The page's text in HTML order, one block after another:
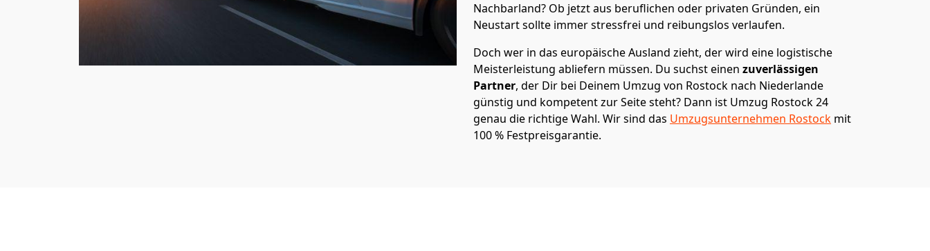
Nachbarland? Ob jetzt aus beruflichen oder privaten Gründen, ein
Neustart sollte immer stressfrei und reibungslos verlaufen.
Doch wer in das europäische Ausland zieht, der wird eine logistische
Meisterleistung abliefern müssen. Du suchst einen zuverlässigen
Partner, der Dir bei Deinem Umzug von Rostock nach Niederlande
günstig und kompetent zur Seite steht? Dann ist Umzug Rostock 24
genau die richtige Wahl. Wir sind das Umzugsunternehmen Rostock mit
100 % Festpreisgarantie.